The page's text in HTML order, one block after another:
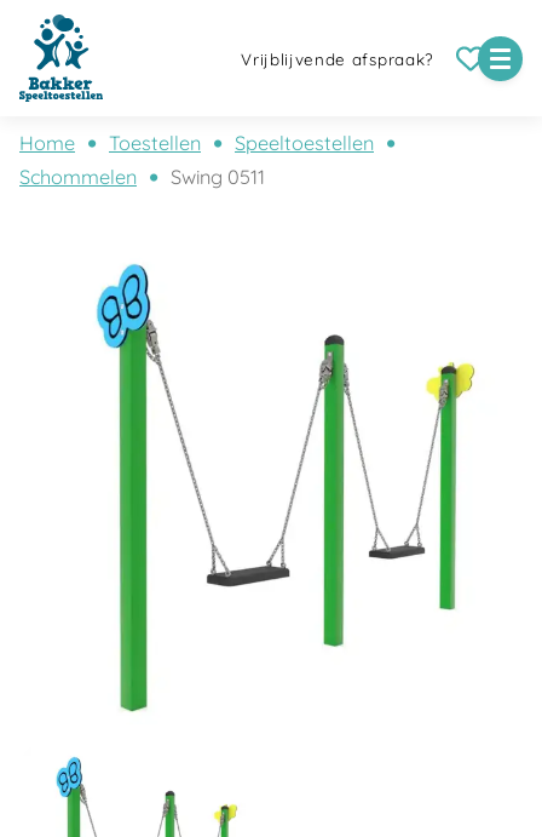
Vrijblijvende afspraak?
Home Toestellen
Speeltoestellen
Schommelen
Swing 0511